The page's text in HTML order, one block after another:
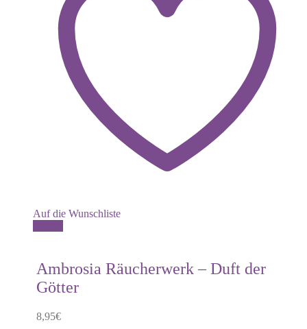
Auf die Wunschliste
Ambrosia Räucherwerk – Duft der
Götter
8,95€